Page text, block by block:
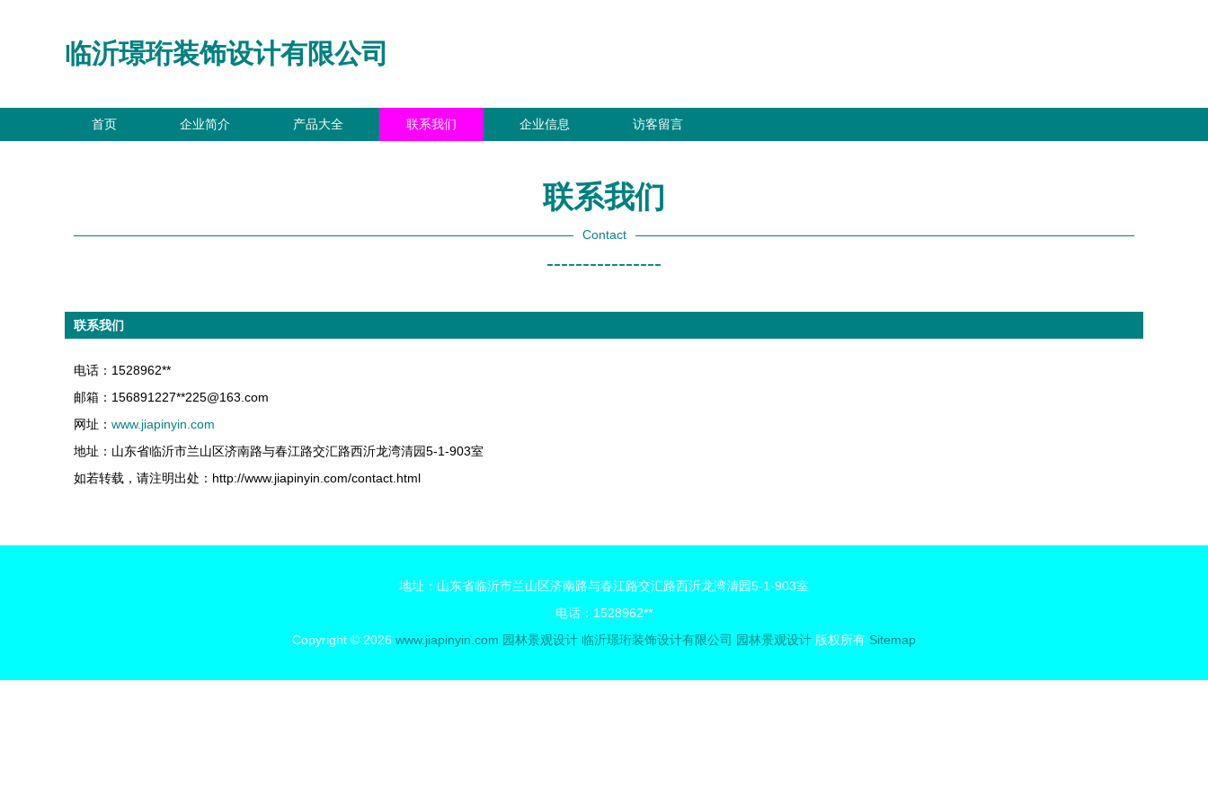
临沂璟珩装饰设计有限公司
首页 企业简介 产品大全 联系我们 企业信息 访客留言
联系我们
Contact
----------------
联系我们
电话：1528962**
邮箱：156891227**225@163.com
网址： www.jiapinyin.com
地址：山东省临沂市兰山区济南路与春江路交汇路西沂龙湾清园5-1-903室
如若转载，请注明出处：http://www.jiapinyin.com/contact.html
地址：山东省临沂市兰山区济南路与春江路交汇路西沂龙湾清园5-1-903室
电话：1528962**
Copyright © 2026 www.jiapinyin.com 园林景观设计 临沂璟珩装饰设计有限公司 园林景观设计 版权所有 Sitemap